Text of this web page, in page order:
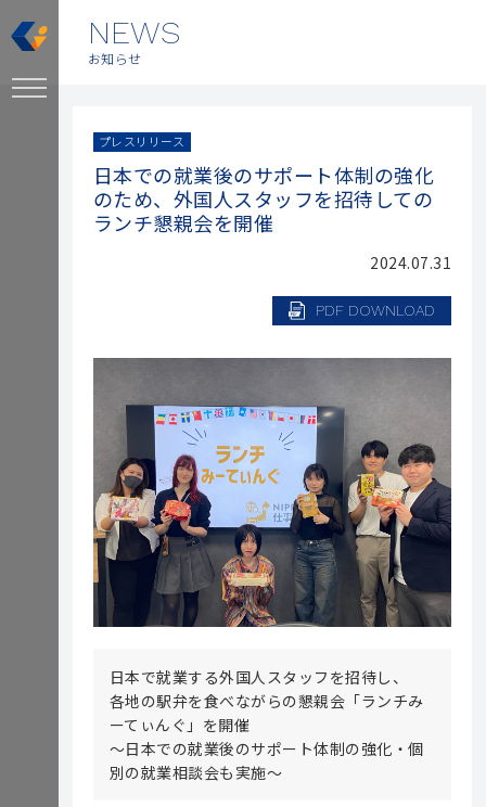
NEWS
お知らせ
プレスリリース
日本での就業後のサポート体制の強化
のため、外国人スタッフを招待しての
ランチ懇親会を開催
2024.07.31
PDF DOWNLOAD
日本で就業する外国人スタッフを招待し、
各地の駅弁を食べながらの懇親会「ランチみ
ーてぃんぐ」を開催
～日本での就業後のサポート体制の強化・個
別の就業相談会も実施～